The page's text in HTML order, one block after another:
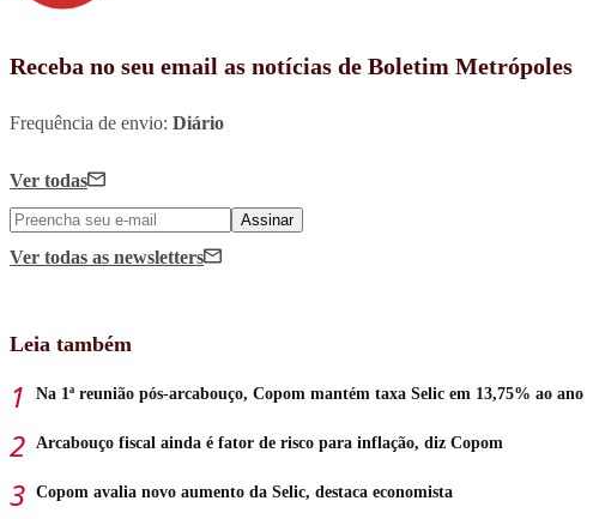
Receba no seu email as notícias de Boletim Metrópoles
Frequência de envio: Diário
Ver todas
Assinar
Ver todas as newsletters
Leia também
Na 1ª reunião pós-arcabouço, Copom mantém taxa Selic em 13,75% ao ano
Arcabouço fiscal ainda é fator de risco para inflação, diz Copom
Copom avalia novo aumento da Selic, destaca economista